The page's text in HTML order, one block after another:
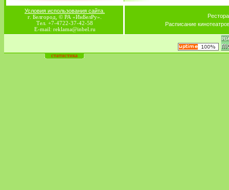
Условия использования сайта.
г. Белгород, © РА «ИнБелРу».
Тел. +7-4722-37-42-58
E-mail: reklama@inbel.ru
Расписание
статистика